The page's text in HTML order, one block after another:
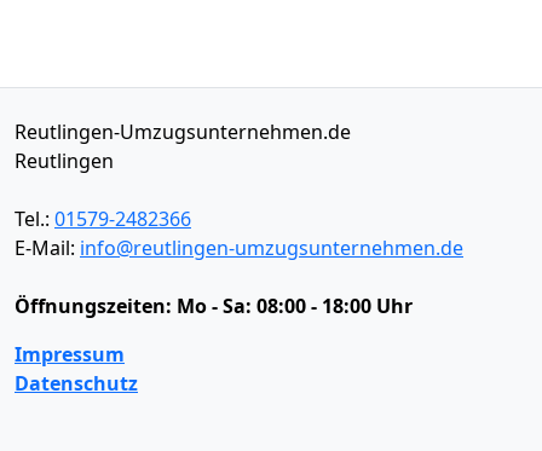
Reutlingen-Umzugsunternehmen.de
Reutlingen
Tel.: 01579-2482366
E-Mail: info@reutlingen-umzugsunternehmen.de
Öffnungszeiten: Mo - Sa: 08:00 - 18:00 Uhr
Impressum
Datenschutz